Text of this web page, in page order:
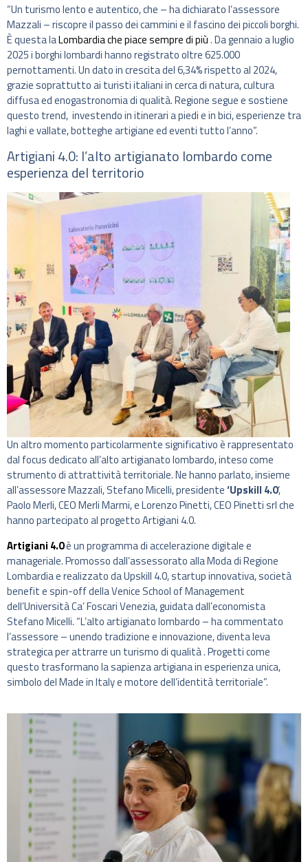
“Un turismo lento e autentico, che – ha dichiarato l’assessore
Mazzali – riscopre il passo dei cammini e il fascino dei piccoli borghi.
È questa laLombardia che piace sempre di più. Da gennaio a luglio
2025 i borghi lombardi hanno registrato oltre 625.000
pernottamenti. Un dato in crescita del 6,34% rispetto al 2024,
grazie soprattutto ai turisti italiani in cerca di natura, cultura
diffusa ed enogastronomia di qualità. Regione segue e sostiene
questo trend, investendo in itinerari a piedi e in bici, esperienze tra
laghi e vallate, botteghe artigiane ed eventi tutto l’anno”.
Artigiani 4.0: l’alto artigianato lombardo come
esperienza del territorio
Un altro momento particolarmente significativo è rappresentato
dal focus dedicato all’alto artigianato lombardo, inteso come
strumento di attrattività territoriale. Ne hanno parlato, insieme
all’assessore Mazzali, Stefano Micelli, presidente‘Upskill 4.0‘,
Paolo Merli, CEO Merli Marmi, e Lorenzo Pinetti, CEO Pinetti srl che
hanno partecipato al progetto Artigiani 4.0.
Artigiani 4.0è un programma di accelerazione digitale e
manageriale. Promosso dall’assessorato alla Moda di Regione
Lombardia e realizzato da Upskill 4.0, startup innovativa, società
benefit e spin-off della Venice School of Management
dell’Università Ca’ Foscari Venezia, guidata dall’economista
Stefano Micelli. “L’alto artigianato lombardo – ha commentato
l’assessore – unendo tradizione e innovazione, diventa leva
strategica per attrarre un turismo di qualità . Progetti come
questo trasformano la sapienza artigiana in esperienza unica,
simbolo del Made in Italy e motore dell’identità territoriale”.